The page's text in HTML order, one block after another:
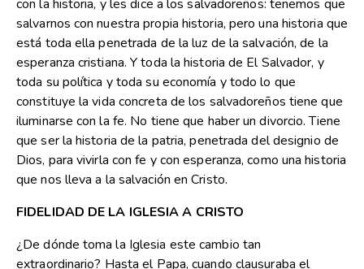
con la historia, y les dice a los salvadoreños: tenemos que
salvarnos con nuestra propia historia, pero una historia que
está toda ella penetrada de la luz de la salvación, de la
esperanza cristiana. Y toda la historia de El Salvador, y
toda su política y toda su economía y todo lo que
constituye la vida concreta de los salvadoreños tiene que
iluminarse con la fe. No tiene que haber un divorcio. Tiene
que ser la historia de la patria, penetrada del designio de
Dios, para vivirla con fe y con esperanza, como una historia
que nos lleva a la salvación en Cristo.
FIDELIDAD DE LA IGLESIA A CRISTO
¿De dónde toma la Iglesia este cambio tan
extraordinario? Hasta el Papa, cuando clausuraba el